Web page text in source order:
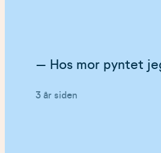
– Hos mor pyntet
Lagt
3 år siden